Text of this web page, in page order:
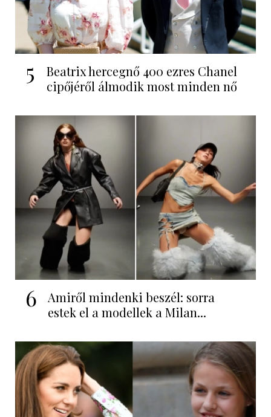
5
Beatrix hercegnő 400 ezres Chanel
cipőjéről álmodik most minden nő
6
Amiről mindenki beszél: sorra
estek el a modellek a Milan...